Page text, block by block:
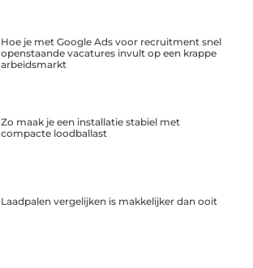
Hoe je met Google Ads voor recruitment snel
openstaande vacatures invult op een krappe
arbeidsmarkt
Zo maak je een installatie stabiel met
compacte loodballast
Laadpalen vergelijken is makkelijker dan ooit